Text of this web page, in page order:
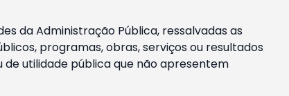
da Administração Pública, ressalvadas as
programas, obras, serviços ou resultados
utilidade pública que não apresentem